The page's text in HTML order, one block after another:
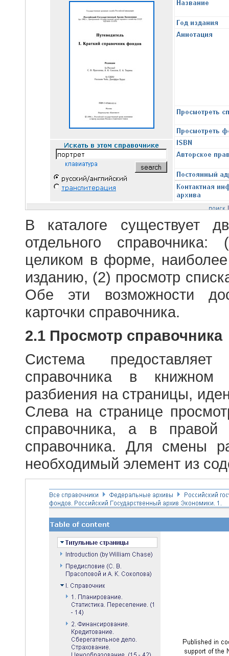
В каталоге существует
отдельного
целиком в форме,
изданию, (2) просмотр
Обе эти возможности
карточки справочника.
2.1 Просмотр справочника
Система
справочника в
разбиения на страницы,
Слева на странице
справочника, а в правой
справочника. Для смены
необходимый элемент из